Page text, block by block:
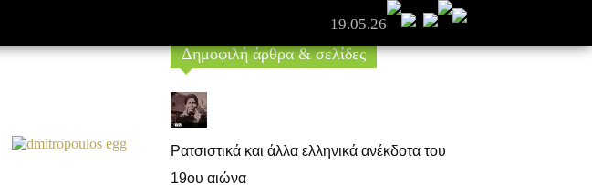
19.05.26
Δημοφιλή άρθρα & σελίδες
Ρατσιστικά και άλλα ελληνικά ανέκδοτα του
19ου αιώνα